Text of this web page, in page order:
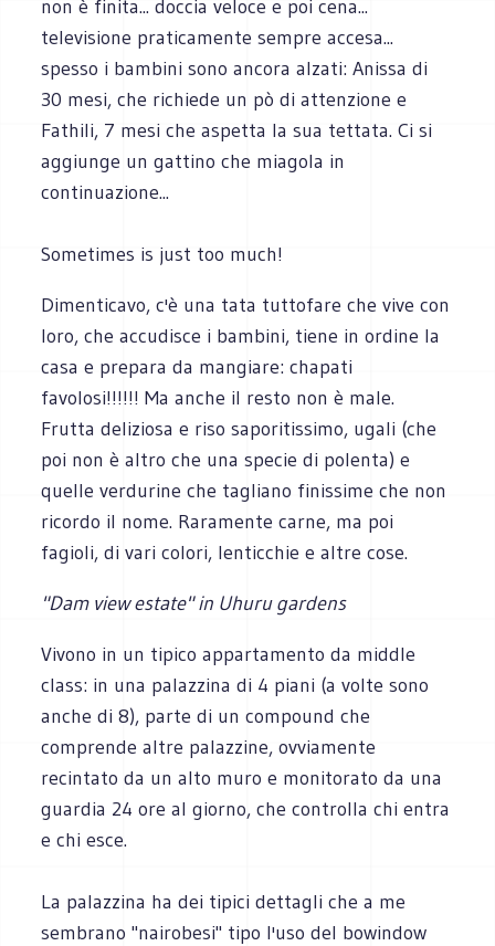
non è finita... doccia veloce e poi cena...
televisione praticamente sempre accesa...
spesso i bambini sono ancora alzati: Anissa di
30 mesi, che richiede un pò di attenzione e
Fathili, 7 mesi che aspetta la sua tettata. Ci si
aggiunge un gattino che miagola in
continuazione...
Sometimes is just too much!
Dimenticavo, c'è una tata tuttofare che vive con
loro, che accudisce i bambini, tiene in ordine la
casa e prepara da mangiare: chapati
favolosi!!!!!! Ma anche il resto non è male.
Frutta deliziosa e riso saporitissimo, ugali (che
poi non è altro che una specie di polenta) e
quelle verdurine che tagliano finissime che non
ricordo il nome. Raramente carne, ma poi
fagioli, di vari colori, lenticchie e altre cose.
"Dam view estate" in Uhuru gardens
Vivono in un tipico appartamento da middle
class: in una palazzina di 4 piani (a volte sono
anche di 8), parte di un compound che
comprende altre palazzine, ovviamente
recintato da un alto muro e monitorato da una
guardia 24 ore al giorno, che controlla chi entra
e chi esce.
La palazzina ha dei tipici dettagli che a me
sembrano "nairobesi" tipo l'uso del bowindow